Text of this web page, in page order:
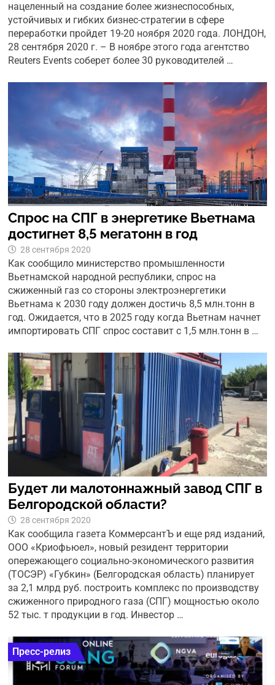
нацеленный на создание более жизнеспособных,
устойчивых и гибких бизнес-стратегии в сфере
переработки пройдет 19-20 ноября 2020 года. ЛОНДОН,
28 сентября 2020 г. – В ноябре этого года агентство
Reuters Events соберет более 30 руководителей …
Спрос на СПГ в энергетике Вьетнама
достигнет 8,5 мегатонн в год
28 сентября 2020
Как сообщило министерство промышленности
Вьетнамской народной республики, спрос на
сжиженный газ со стороны электроэнергетики
Вьетнама к 2030 году должен достичь 8,5 млн.тонн в
год. Ожидается, что в 2025 году когда Вьетнам начнет
импортировать СПГ спрос составит с 1,5 млн.тонн в …
Будет ли малотоннажный завод СПГ в
Белгородской области?
28 сентября 2020
Как сообщила газета КоммерсантЪ и еще ряд изданий,
ООО «Криофьюел», новый резидент территории
опережающего социально-экономического развития
(ТОСЭР) «Губкин» (Белгородская область) планирует
за 2,1 млрд руб. построить комплекс по производству
сжиженного природного газа (СПГ) мощностью около
52 тыс. т продукции в год. Инвестор …
Пресс-релиз